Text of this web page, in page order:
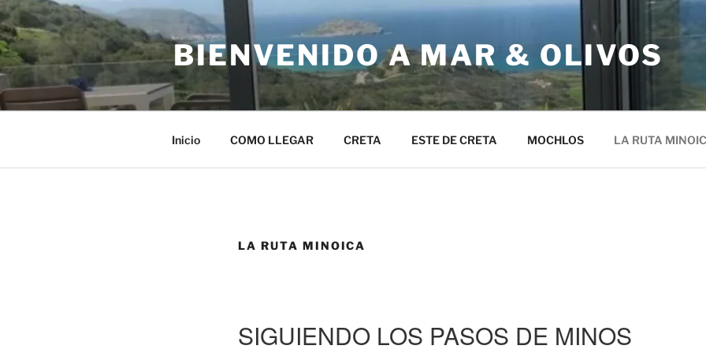
Skip
to
content
BIENVENIDO A MAR & OLIVOS
Inicio COMO LLEGAR CRETA ESTE DE CRETA MOCHLOS LA RUTA
LA RUTA MINOICA
SIGUIENDO LOS PASOS DE MINOS